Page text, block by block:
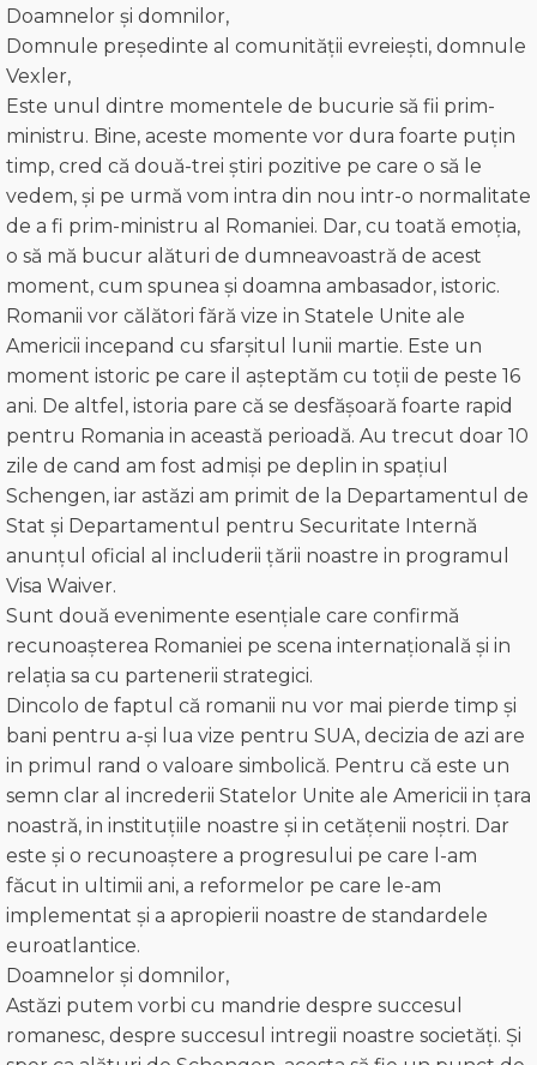
Doamnelor și domnilor,
Domnule președinte al comunității evreiești, domnule
Vexler,
Este unul dintre momentele de bucurie să fii prim-
ministru. Bine, aceste momente vor dura foarte puțin
timp, cred că două-trei știri pozitive pe care o să le
vedem, și pe urmă vom intra din nou intr-o normalitate
de a fi prim-ministru al Romaniei. Dar, cu toată emoția,
o să mă bucur alături de dumneavoastră de acest
moment, cum spunea și doamna ambasador, istoric.
Romanii vor călători fără vize in Statele Unite ale
Americii incepand cu sfarșitul lunii martie. Este un
moment istoric pe care il așteptăm cu toții de peste 16
ani. De altfel, istoria pare că se desfășoară foarte rapid
pentru Romania in această perioadă. Au trecut doar 10
zile de cand am fost admiși pe deplin in spațiul
Schengen, iar astăzi am primit de la Departamentul de
Stat și Departamentul pentru Securitate Internă
anunțul oficial al includerii țării noastre in programul
Visa Waiver.
Sunt două evenimente esențiale care confirmă
recunoașterea Romaniei pe scena internațională și in
relația sa cu partenerii strategici.
Dincolo de faptul că romanii nu vor mai pierde timp și
bani pentru a-și lua vize pentru SUA, decizia de azi are
in primul rand o valoare simbolică. Pentru că este un
semn clar al increderii Statelor Unite ale Americii in țara
noastră, in instituțiile noastre și in cetățenii noștri. Dar
este și o recunoaștere a progresului pe care l-am
făcut in ultimii ani, a reformelor pe care le-am
implementat și a apropierii noastre de standardele
euroatlantice.
Doamnelor și domnilor,
Astăzi putem vorbi cu mandrie despre succesul
romanesc, despre succesul intregii noastre societăți. Și